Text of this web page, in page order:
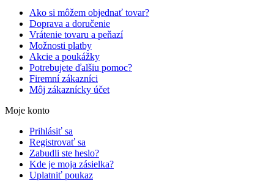
Ako si môžem objednať tovar?
Doprava a doručenie
Vrátenie tovaru a peňazí
Možnosti platby
Akcie a poukážky
Potrebujete ďalšiu pomoc?
Firemní zákazníci
Môj zákaznícky účet
Moje konto
Prihlásiť sa
Registrovať sa
Zabudli ste heslo?
Kde je moja zásielka?
Uplatniť poukaz